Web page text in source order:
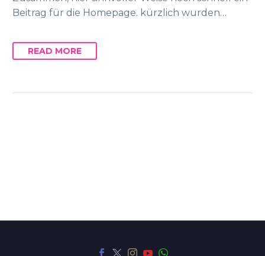
Beitrag für die Homepage. kürzlich wurden…
READ MORE